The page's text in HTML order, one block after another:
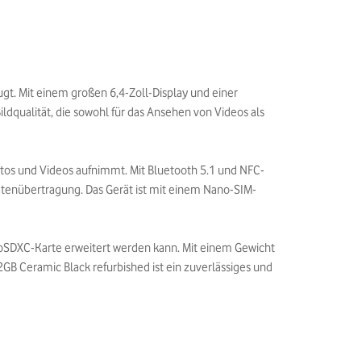
Mit einem großen 6,4-Zoll-Display und einer
die sowohl für das Ansehen von Videos als
und Videos aufnimmt. Mit Bluetooth 5.1 und NFC-
Das Gerät ist mit einem Nano-SIM-
Karte erweitert werden kann. Mit einem Gewicht
Ceramic Black refurbished ist ein zuverlässiges und